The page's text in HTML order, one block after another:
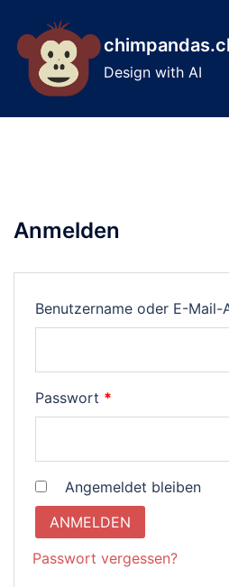
content
Design with AI
Anmelden
Benutzername oder E-Mail-
Passwort *
Angemeldet bleiben
ANMELDEN
Passwort vergessen?